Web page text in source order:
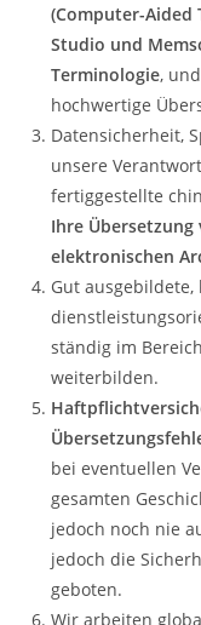
(Computer-Aided
Studio und
Terminologie,
hochwertige
Datensicherheit,
unsere
fertiggestellte
Ihre
elektronischen
Gut
ständig im
weiterbilden.
bei eventuellen
gesamten
jedoch noch nie
jedoch die
geboten.
Wir arbeiten